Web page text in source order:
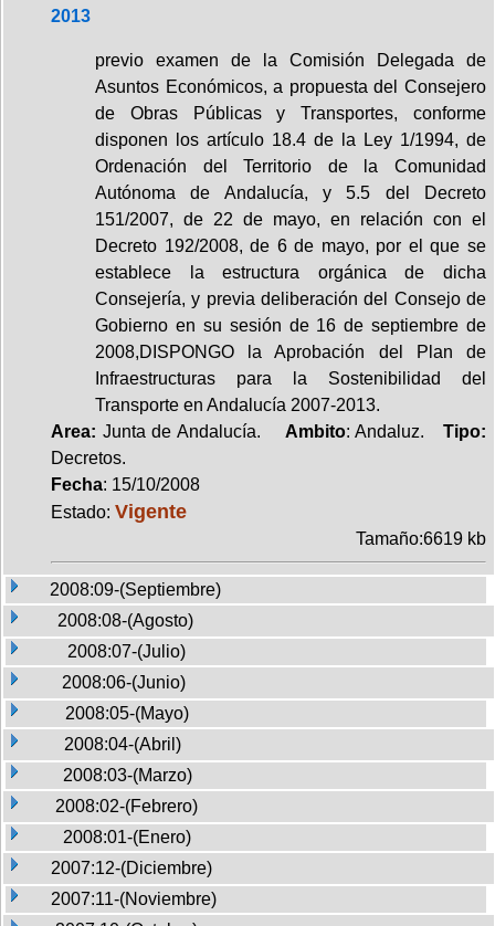
2013
previo examen de la Comisión Delegada de
Asuntos Económicos, a propuesta del Consejero
de Obras Públicas y Transportes, conforme
disponen los artículo 18.4 de la Ley 1/1994, de
Ordenación del Territorio de la Comunidad
Autónoma de Andalucía, y 5.5 del Decreto
151/2007, de 22 de mayo, en relación con el
Decreto 192/2008, de 6 de mayo, por el que se
establece la estructura orgánica de dicha
Consejería, y previa deliberación del Consejo de
Gobierno en su sesión de 16 de septiembre de
2008,DISPONGO la Aprobación del Plan de
Infraestructuras para la Sostenibilidad del
Transporte en Andalucía 2007-2013.
Area: Junta de Andalucía. Ambito: Andaluz.Tipo:
Decretos.
Fecha: 15/10/2008
Estado: Vigente
Tamaño:6619 kb
2008:09-(Septiembre)
2008:08-(Agosto)
2008:07-(Julio)
2008:06-(Junio)
2008:05-(Mayo)
2008:04-(Abril)
2008:03-(Marzo)
2008:02-(Febrero)
2008:01-(Enero)
2007:12-(Diciembre)
2007:11-(Noviembre)